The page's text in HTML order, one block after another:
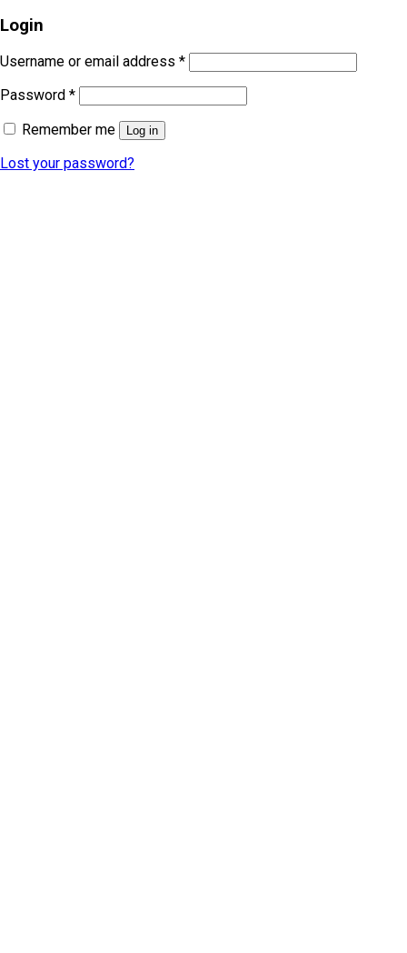
Login
Username or email address *
Password *
Remember me
Log in
Lost your password?